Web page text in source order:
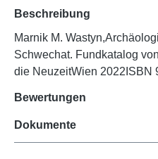
Beschreibung
Marnik M.
Schwechat. Fundkatalog
die NeuzeitWien 2022ISBN
Bewertungen
Dokumente